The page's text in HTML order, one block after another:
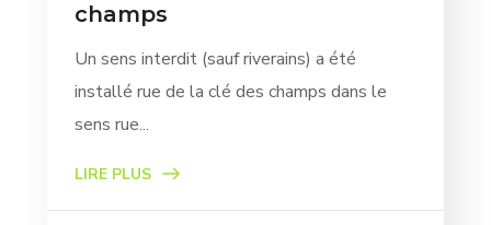
champs
Un sens interdit (sauf riverains) a été
installé rue de la clé des champs dans le
sens rue...
LIRE PLUS